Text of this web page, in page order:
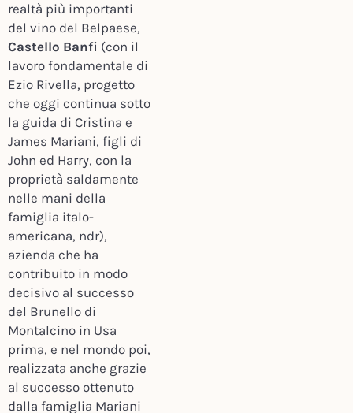
realtà più importanti
del vino del Belpaese,
Castello Banfi (con il
lavoro fondamentale di
Ezio Rivella, progetto
che oggi continua sotto
la guida di Cristina e
James Mariani, figli di
John ed Harry, con la
proprietà saldamente
nelle mani della
famiglia italo-
americana, ndr),
azienda che ha
contribuito in modo
decisivo al successo
del Brunello di
Montalcino in Usa
prima, e nel mondo poi,
realizzata anche grazie
al successo ottenuto
dalla famiglia Mariani